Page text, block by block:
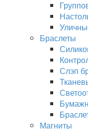
Браслеты
Слэп
Магниты